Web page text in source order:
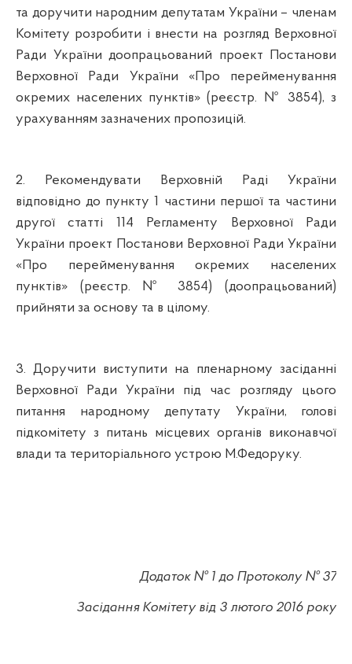
та доручити народним депутатам України – членам
Комітету розробити і внести на розгляд Верховної
Ради України доопрацьований проект Постанови
Верховної Ради України «Про перейменування
окремих населених пунктів» (реєстр. № 3854), з
урахуванням зазначених пропозицій.
2. Рекомендувати Верховній Раді України
відповідно до пункту 1 частини першої та частини
другої статті 114 Регламенту Верховної Ради
України проект Постанови Верховної Ради України
«Про перейменування окремих населених
пунктів» (реєстр. № 3854) (доопрацьований)
прийняти за основу та в цілому.
3. Доручити виступити на пленарному засіданні
Верховної Ради України під час розгляду цього
питання народному депутату України, голові
підкомітету з питань місцевих органів виконавчої
влади та територіального устрою М.Федоруку.
Додаток № 1 до Протоколу № 37
Засідання Комітету від 3 лютого 2016 року